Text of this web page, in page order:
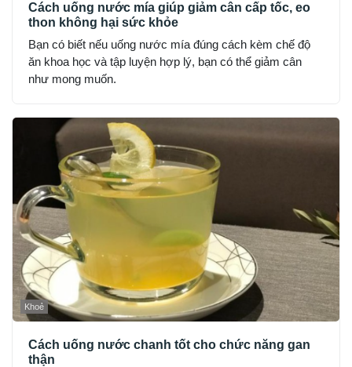
Cách uống nước mía giúp giảm cân cấp tốc, eo
thon không hại sức khỏe
Bạn có biết nếu uống nước mía đúng cách kèm chế độ
ăn khoa học và tập luyện hợp lý, bạn có thể giảm cân
như mong muốn.
Khoẻ
Cách uống nước chanh tốt cho chức năng gan
thận